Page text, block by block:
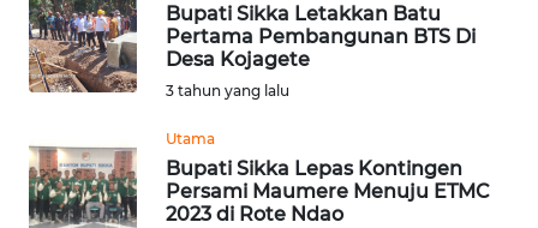
Bupati Sikka Letakkan Batu
Pertama Pembangunan BTS Di
Desa Kojagete
3 tahun yang lalu
Utama
Bupati Sikka Lepas Kontingen
Persami Maumere Menuju ETMC
2023 di Rote Ndao
WN
SUMUT
WN
JABAR